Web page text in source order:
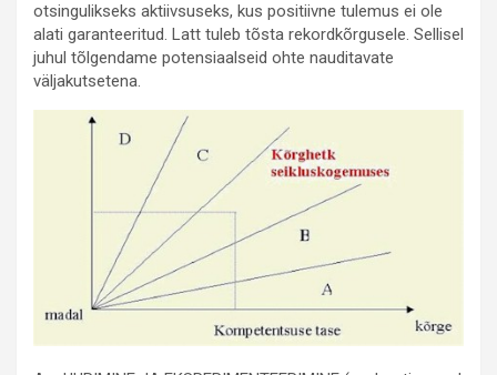
otsingulikseks aktiivsuseks, kus positiivne tulemus ei ole
alati garanteeritud. Latt tuleb tõsta rekordkõrgusele. Sellisel
juhul tõlgendame potensiaalseid ohte nauditavate
väljakutsetena.